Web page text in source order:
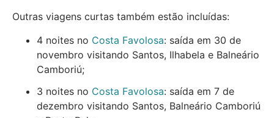
Outras viagens curtas também estão incluídas:
4 noites no Costa Favolosa: saída em 30 de
novembro visitando Santos, Ilhabela e Balneário
Camboriú;
3 noites no Costa Favolosa: saída em 7 de
dezembro visitando Santos, Balneário Camboriú